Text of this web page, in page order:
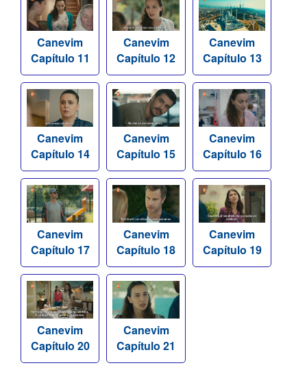
Canevim
Capítulo 11
Canevim
Capítulo 12
Canevim
Capítulo 13
Canevim
Capítulo 14
Canevim
Capítulo 15
Canevim
Capítulo 16
Canevim
Capítulo 17
Canevim
Capítulo 18
Canevim
Capítulo 19
Canevim
Capítulo 20
Canevim
Capítulo 21